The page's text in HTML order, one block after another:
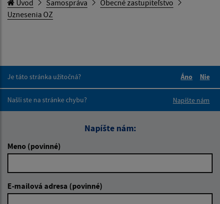
Úvod Samospráva
Obecné zastupiteľstvo
Uznesenia OZ
Je táto stránka užitočná?
Áno
Nie
Našli ste na stránke chybu?
Napíšte nám
Napíšte nám:
Meno (povinné)
E-mailová adresa (povinné)